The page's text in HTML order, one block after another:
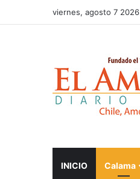
viernes, agosto 7 2026
INICIO Calama